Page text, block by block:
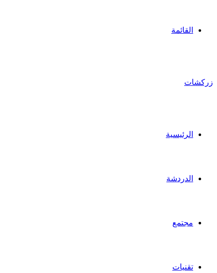
القائمة
زركشات
الرئيسية
الدردشة
مجتمع
تقنيات